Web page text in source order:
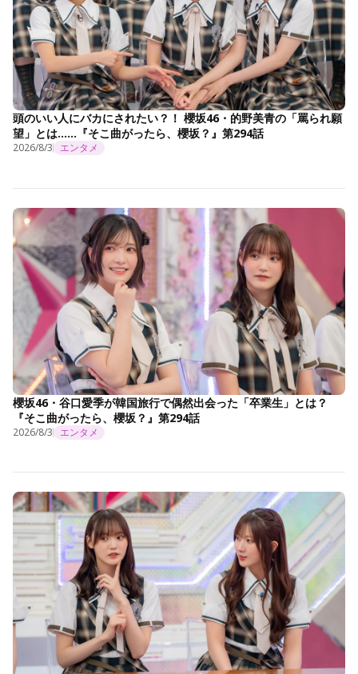
頭のいい人にバカにされたい？！ 櫻坂46・的野美青の「罵られ願
望」とは……『そこ曲がったら、櫻坂？』第294話
2026/8/3 エンタメ
櫻坂46・谷口愛季が韓国旅行で偶然出会った「卒業生」とは？
『そこ曲がったら、櫻坂？』第294話
2026/8/3 エンタメ